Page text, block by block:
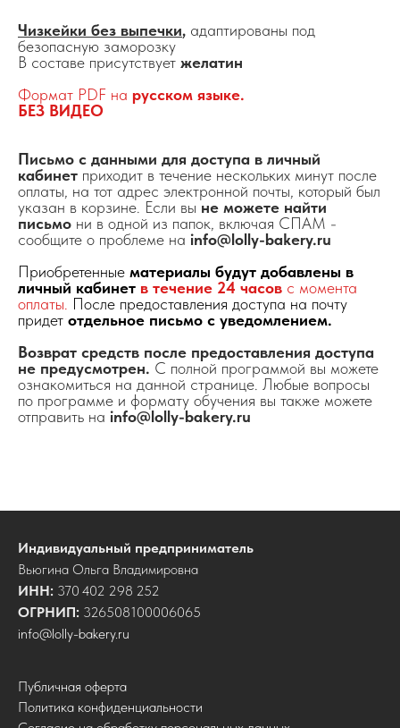
Чизкейки без выпечки, адаптированы под
безопасную заморозку
В составе присутствует желатин
Формат PDF на русском языке.
БЕЗ ВИДЕО
Письмо с данными для доступа в личный
кабинет приходит в течение нескольких минут после
оплаты, на тот адрес электронной почты, который был
указан в корзине. Если вы не можете найти
письмо ни в одной из папок, включая СПАМ -
сообщите о проблеме на info@lolly-bakery.ru
Приобретенные материалы будут добавлены в
личный кабинет в течение 24 часов с момента
оплаты. После предоставления доступа на почту
придет отдельное письмо с уведомлением.
Возврат средств после предоставления доступа
не предусмотрен. С полной программой вы можете
ознакомиться на данной странице. Любые вопросы
по программе и формату обучения вы также можете
отправить на info@lolly-bakery.ru
Индивидуальный предприниматель
Вьюгина Ольга Владимировна
ИНН: 370 402 298 252
ОГРНИП: 326508100006065
info@lolly-bakery.ru
Публичная оферта
Политика конфиденциальности